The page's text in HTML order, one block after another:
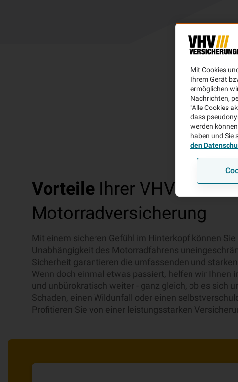
Vorteile Ihrer VHV
Motorradversicherung
Mit einem sicheren Gefühl im Hinterkopf können Sie
Unabhängigkeit des Motorradfahrens
Sicherheit garantieren die umfassenden und
Wenn doch einmal etwas passiert, helfen wir Ihnen
und unbürokratisch weiter - ganz gleich, ob es sich
Schaden, einen Wildunfall oder einen
Profitieren Sie von einer leistungsstarken
Mit Cookies
Ihrem Gerät
ermöglichen
Nachrichten,
"Alle Cookies
dass
werden
haben und Sie
den